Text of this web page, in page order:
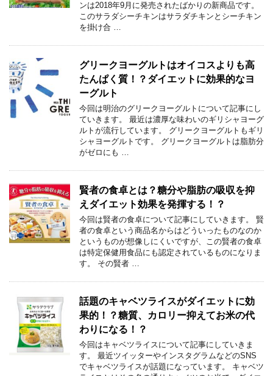
ンは2018年9月に発売されたばかりの新商品です。
このサラダシーチキンはサラダチキンとシーチキン
を掛け合 …
グリークヨーグルトはオイコスよりも高
たんぱく質！？ダイエットに効果的なヨ
ーグルト
今回は明治のグリークヨーグルトについて記事にし
ていきます。 最近は濃厚な味わいのギリシャヨーグ
ルトが流行しています。 グリークヨーグルトもギリ
シャヨーグルトです。 グリークヨーグルトは脂肪分
がゼロにも …
賢者の食卓とは？糖分や脂肪の吸収を抑
えダイエット効果を発揮する！？
今回は賢者の食卓について記事にしていきます。 賢
者の食卓という商品名からはどういったものなのか
というものが想像しにくいですが、この賢者の食卓
は特定保健用食品にも認定されているものになりま
す。 その賢者 …
話題のキャベツライスがダイエットに効
果的！？糖質、カロリー抑えてお米の代
わりになる！？
今回はキャベツライスについて記事にしていきま
す。 最近ツイッターやインスタグラムなどのSNS
でキャベツライスが話題になっています。 キャベツ